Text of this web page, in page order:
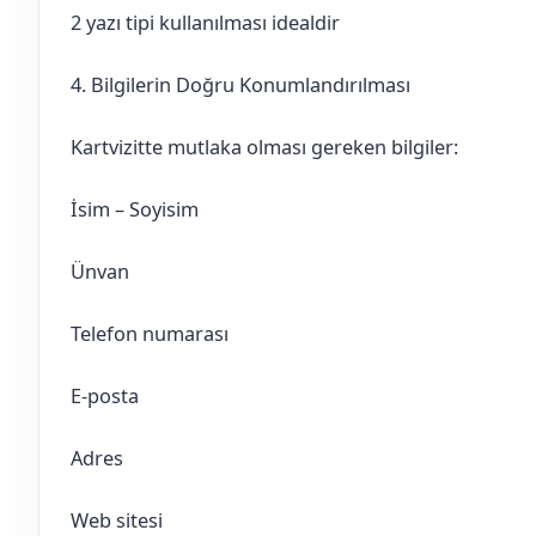
2 yazı tipi kullanılması idealdir
4. Bilgilerin Doğru Konumlandırılması
Kartvizitte mutlaka olması gereken bilgiler:
İsim – Soyisim
Ünvan
Telefon numarası
E-posta
Adres
Web sitesi